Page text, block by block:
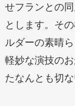
せフランとの
とします。そ
ルダーの素晴
軽妙な演技の
たなんとも切な